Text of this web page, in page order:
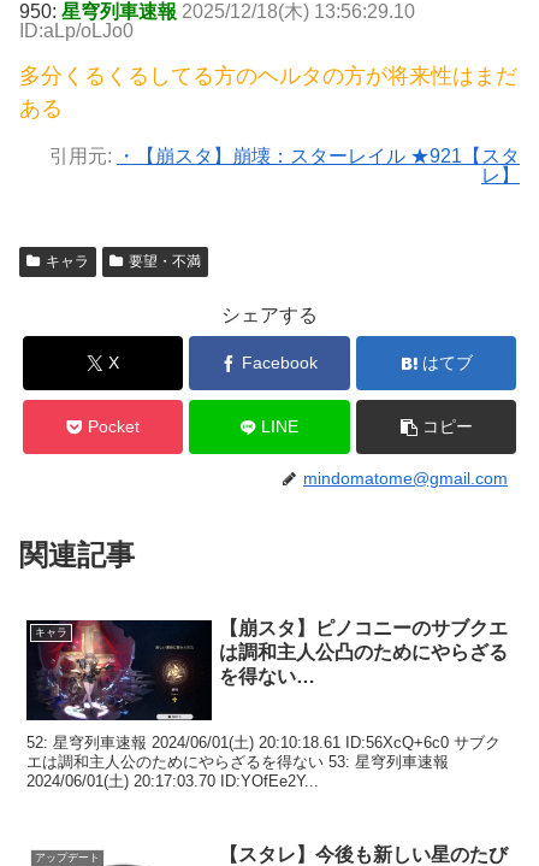
950: 星穹列車速報 2025/12/18(木) 13:56:29.10
ID:aLp/oLJo0
多分くるくるしてる方のヘルタの方が将来性はまだ
ある
引用元:
・【崩スタ】崩壊：スターレイル ★921【スタ
レ】
キャラ 要望・不満
シェアする
X Facebook はてブ
Pocket LINE コピー
mindomatome@gmail.com
関連記事
キャラ
【崩スタ】ピノコニーのサブクエ
は調和主人公凸のためにやらざる
を得ない…
52: 星穹列車速報 2024/06/01(土) 20:10:18.61 ID:56XcQ+6c0 サブク
エは調和主人公のためにやらざるを得ない 53: 星穹列車速報
2024/06/01(土) 20:17:03.70 ID:YOfEe2Y...
アップデート
【スタレ】今後も新しい星のたび